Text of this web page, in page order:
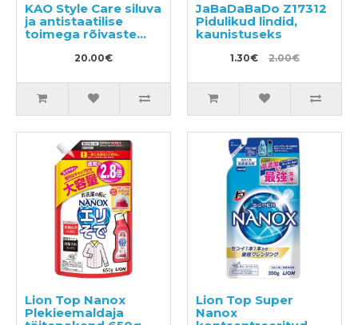
KAO Style Care siluva
ja antistaatilise
toimega rõivaste
täitepakend 400ml
20.00€
JaBaDaBaDo Z17312
Pidulikud lindid,
kaunistuseks
1.30€ 2.00€
Lion Top Nanox
Plekieemaldaja
Lion Top Super
Nanox